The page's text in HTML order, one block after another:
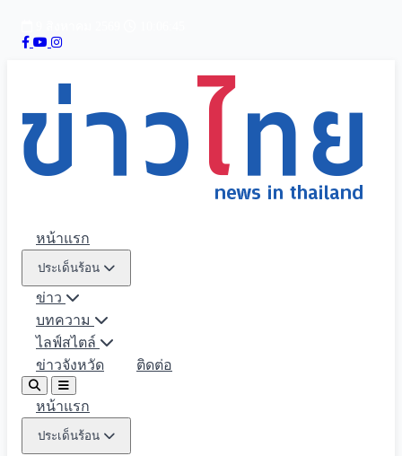
หน้าแรก
ประเด็นร้อน
ข่าว
บทความ
ไลฟ์สไตล์
ข่าวจังหวัด
ติดต่อ
หน้าแรก
ประเด็นร้อน